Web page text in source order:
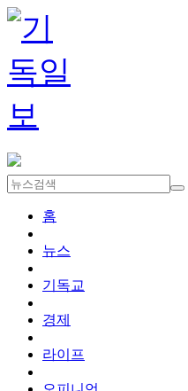
홈
뉴스
기독교
경제
라이프